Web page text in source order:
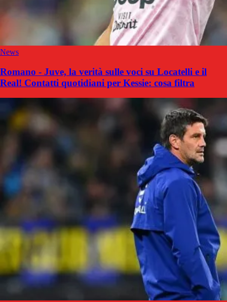
News
Romano - Juve, la verità sulle voci su Locatelli e il
Real! Contatti quotidiani per Kessie: cosa filtra